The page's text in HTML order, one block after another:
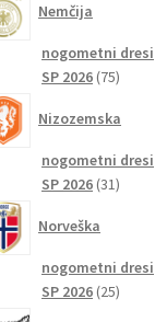
Nemčija
nogometni dresi
SP 2026 7575
Nizozemska
nogometni dresi
SP 2026 3131
Norveška
nogometni dresi
SP 2026 2525